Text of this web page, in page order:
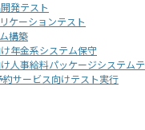
発テスト
ケーションテスト
構築
年金系システム保守
人事給料パッケージシステム
約サービス向けテスト実行